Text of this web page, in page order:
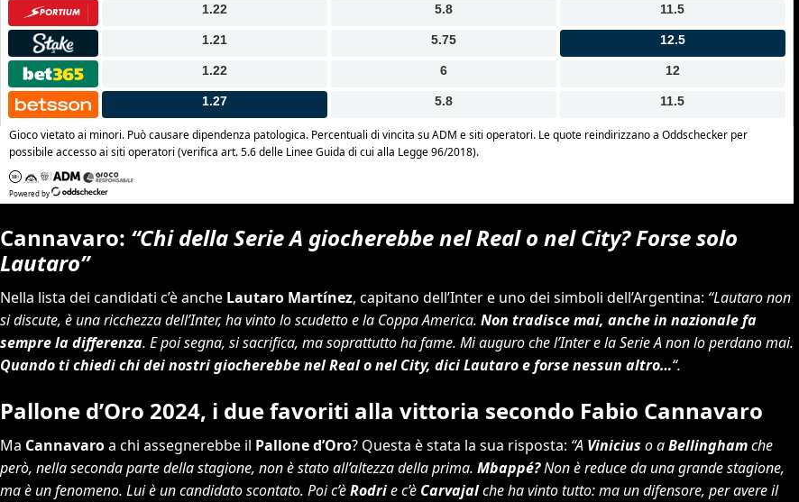
Cannavaro: “Chi della Serie A giocherebbe nel Real o nel City? Forse solo
Lautaro”
Nella lista dei candidati c’è anche Lautaro Martínez, capitano dell’Inter e uno dei simboli dell’Argentina: “Lautaro non
si discute, è una ricchezza dell’Inter, ha vinto lo scudetto e la Coppa America. Non tradisce mai, anche in nazionale fa
sempre la differenza. E poi segna, si sacrifica, ma soprattutto ha fame. Mi auguro che l’Inter e la Serie A non lo perdano mai.
Quando ti chiedi chi dei nostri giocherebbe nel Real o nel City, dici Lautaro e forse nessun altro…“.
Pallone d’Oro 2024, i due favoriti alla vittoria secondo Fabio Cannavaro
Ma Cannavaroa chi assegnerebbe il Pallone d’Oro? Questa è stata la sua risposta: “A Vinicius o aBellinghamche
però, nella seconda parte della stagione, non è stato all’altezza della prima. Mbappé?Non è reduce da una grande stagione,
ma è un fenomeno. Lui è un candidato scontato. Poi c’èRodrie c’è Carvajalche ha vinto tutto: ma un difensore, per avere il